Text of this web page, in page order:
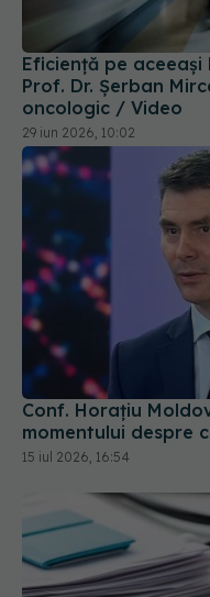
Eficiență pe
Prof. Dr. Șerban
oncologic / Video
29 iun 2026, 10:02
Conf. Horațiu
momentului despre
15 iul 2026, 16:54